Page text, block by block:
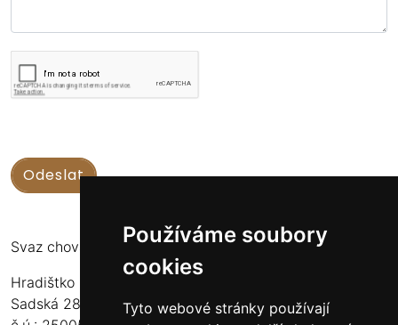
Používáme soubory
cookies
Tyto webové stránky používají
Svaz chovatelů koní Kinských
Hradištko u Sadské 126
Sadská 289 12